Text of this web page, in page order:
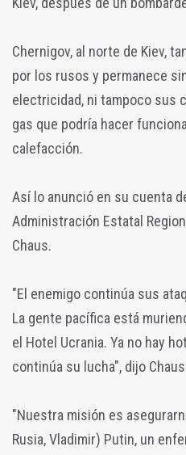
Chernigov, al norte de Kiev,
por los rusos y permanece
electricidad, ni tampoco sus
gas que podría hacer
calefacción.
Así lo anunció en su cuenta
Administración Estatal
Chaus.
"El enemigo continúa sus
La gente pacífica está
el Hotel Ucrania. Ya no hay
continúa su lucha", dijo
"Nuestra misión es
Rusia, Vladimir) Putin, un